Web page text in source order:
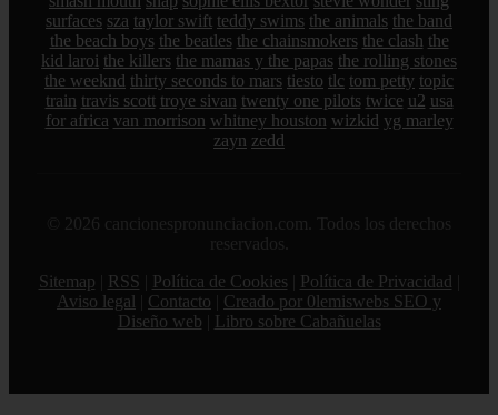
surfaces sza taylor swift teddy swims the animals the band
the beach boys the beatles the chainsmokers the clash the
kid laroi the killers the mamas y the papas the rolling stones
the weeknd thirty seconds to mars tiesto tlc tom petty topic
train travis scott troye sivan twenty one pilots twice u2 usa
for africa van morrison whitney houston wizkid yg marley
zayn zedd
© 2026 cancionespronunciacion.com. Todos los derechos
reservados.
Sitemap
RSS Política de Cookies Política de Privacidad
Aviso legal
Contacto
Creado por 0lemiswebs SEO y
Diseño web
Libro sobre Cabañuelas